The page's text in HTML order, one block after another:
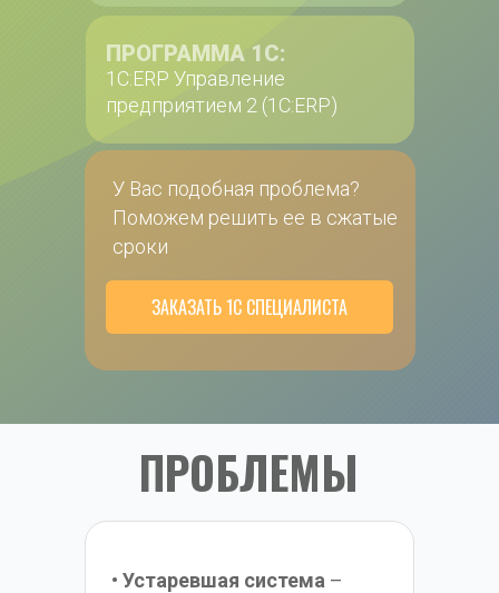
ПРОГРАММА 1С:
1С:ERP Управление
предприятием 2 (1С:ERP)
У Вас подобная проблема?
Поможем решить ее в сжатые
сроки
ЗАКАЗАТЬ 1С СПЕЦИАЛИСТА
ПРОБЛЕМЫ
• Устаревшая система –